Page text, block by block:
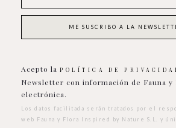
Acepto la POLÍTICA DE
Newsletter con información de Fauna y
electrónica.
Los datos facilitada serán tratados por el
web Fauna y Flora Inspired by Nature S.L. y